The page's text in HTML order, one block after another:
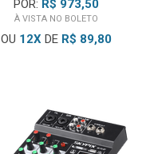
POR: R$ 973,50
À VISTA NO BOLETO
OU 12X DE R$ 89,80